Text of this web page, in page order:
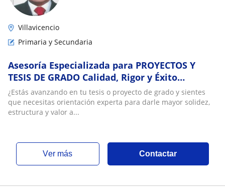
Villavicencio
Primaria y Secundaria
Asesoría Especializada para PROYECTOS Y
TESIS DE GRADO Calidad, Rigor y Éxito
Académico
¿Estás avanzando en tu tesis o proyecto de grado y sientes
que necesitas orientación experta para darle mayor solidez,
estructura y valor a...
ver más Contactar